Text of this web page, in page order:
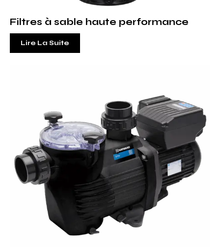
Filtres à sable haute performance
Lire La Suite